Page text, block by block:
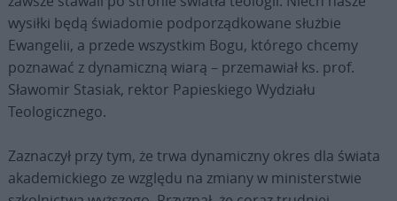
wysiłki będą świadomie podporządkowane służbie
Ewangelii, a przede wszystkim Bogu, którego chcemy
poznawać z dynamiczną wiarą – przemawiał ks. prof.
Sławomir Stasiak, rektor Papieskiego Wydziału
Teologicznego.
Zaznaczył przy tym, że trwa dynamiczny okres dla świata
akademickiego ze względu na zmiany w ministerstwie